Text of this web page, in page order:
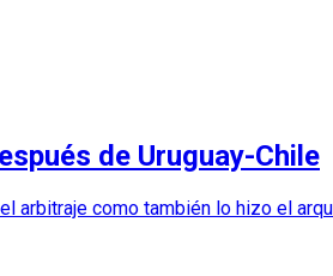
de Uruguay-Chile
arbitraje como también lo hizo el